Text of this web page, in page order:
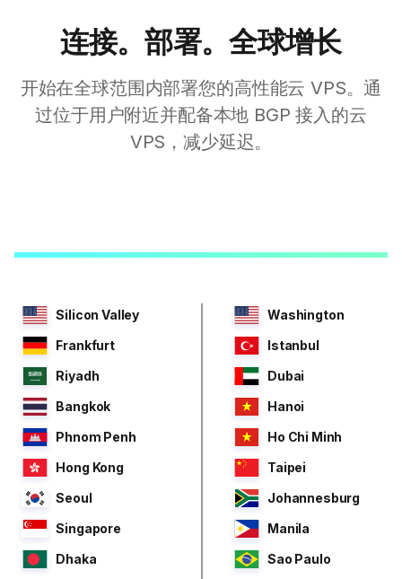
连接。部署。全球增长
开始在全球范围内部署您的高性能云 VPS。通
过位于用户附近并配备本地 BGP 接入的云
VPS，减少延迟。
Silicon Valley
Washington
Frankfurt
Istanbul
Riyadh
Dubai
Bangkok
Hanoi
Phnom Penh
Ho Chi Minh
Hong Kong
Taipei
Seoul
Johannesburg
Singapore
Manila
Dhaka
Sao Paulo